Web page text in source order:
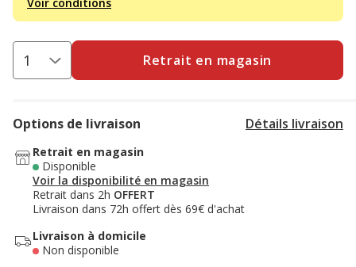
Retrait en magasin
Options de livraison Détails livraison
Retrait en magasin
Disponible
Voir la disponibilité en magasin
Retrait dans 2h OFFERT
Livraison dans 72h offert dès 69€ d'achat
Livraison à domicile
Non disponible